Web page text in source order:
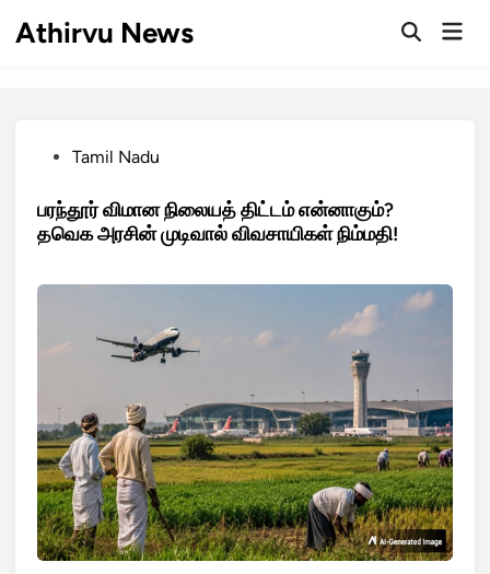
Athirvu News
OpenMain
PostedTamil Nadu
பரந்தூர் விமான நிலையத் திட்டம் என்னாகும்?
தவெக அரசின் முடிவால் விவசாயிகள் நிம்மதி!